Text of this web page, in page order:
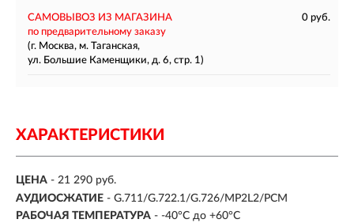
САМОВЫВОЗ ИЗ МАГАЗИНА
0 руб.
по предварительному заказу
(г. Москва, м. Таганская,
ул. Большие Каменщики, д. 6, стр. 1)
ХАРАКТЕРИСТИКИ
ЦЕНА - 21 290 руб.
АУДИОСЖАТИЕ - G.711/G.722.1/G.726/MP2L2/PCM
РАБОЧАЯ ТЕМПЕРАТУРА - -40°C до +60°C